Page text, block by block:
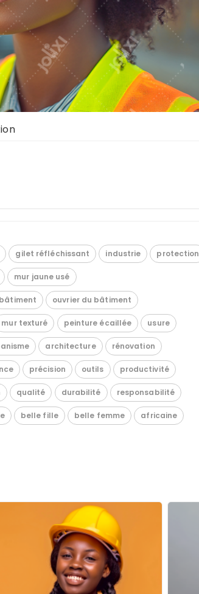
gilet réfléchissant industrie protection
mur jaune usé
bâtiment ouvrier du bâtiment
mur texturé peinture écaillée usure
architecture rénovation
précision outils productivité
qualité durabilité responsabilité
belle fille belle femme africaine